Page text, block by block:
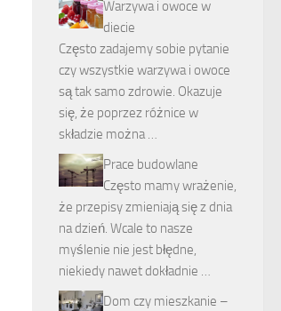
Warzywa i owoce w
diecie
Często zadajemy sobie pytanie
czy wszystkie warzywa i owoce
są tak samo zdrowie. Okazuje
się, że poprzez różnice w
składzie można …
Prace budowlane
Często mamy wrażenie,
że przepisy zmieniają się z dnia
na dzień. Wcale to nasze
myślenie nie jest błędne,
niekiedy nawet dokładnie …
Dom czy mieszkanie –